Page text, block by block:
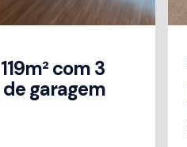
com 3
garagem